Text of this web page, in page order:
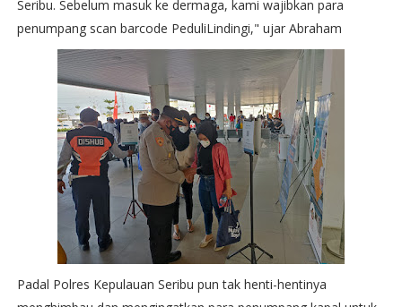
Seribu. Sebelum masuk ke dermaga, kami wajibkan para
penumpang scan barcode PeduliLindingi," ujar Abraham
Padal Polres Kepulauan Seribu pun tak henti-hentinya